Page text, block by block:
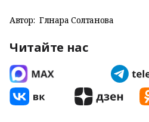
Автор: Гөлнара Солтанова
Читайте нас